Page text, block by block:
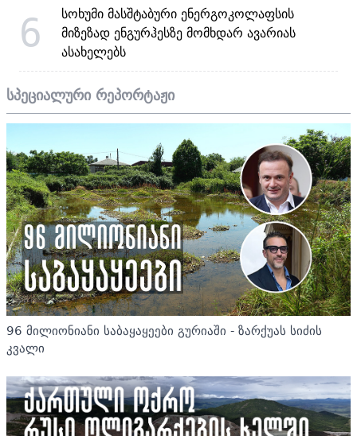
6
სოხუმი მასშტაბური ენერგოკოლაფსის
მიზეზად ენგურჰესზე მომხდარ ავარიას
ასახელებს
სპეციალური რეპორტაჟი
96 მილიონიანი საბაყაყეები გურიაში - ზარქუას სიძის
კვალი